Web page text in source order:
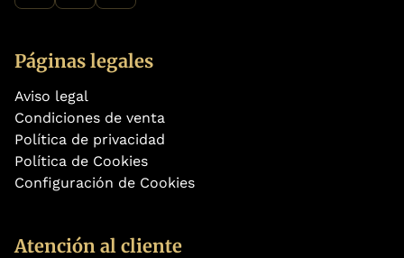
Páginas legales
Aviso legal
Condiciones de venta
Política de privacidad
Política de Cookies
Configuración de Cookies
Atención al cliente